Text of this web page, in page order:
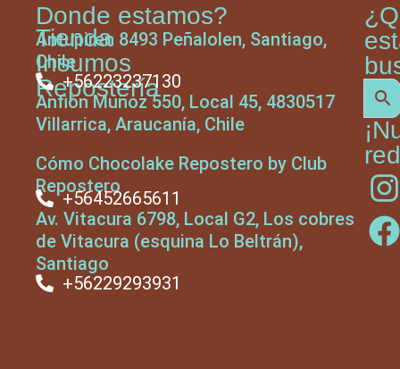
Tienda
Insumos
Repostería
Donde estamos?
Antupiren 8493 Peñalolen, Santiago,
Chile
+56223237130
Anfión Muñoz 550, Local 45, 4830517
Villarrica, Araucanía, Chile
Cómo Chocolake Repostero by Club
Repostero
+56452665611
Av. Vitacura 6798, Local G2, Los cobres
de Vitacura (esquina Lo Beltrán),
Santiago
+56229293931